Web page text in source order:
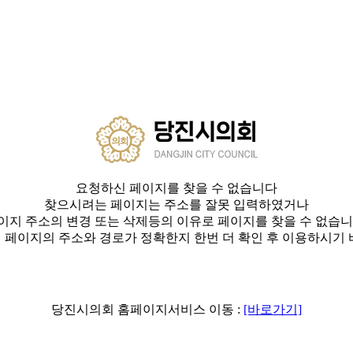
요청하신 페이지를 찾을 수 없습니다
찾으시려는 페이지는 주소를 잘못 입력하였거나
지 주소의 변경 또는 삭제등의 이유로 페이지를 찾을 수 없습
페이지의 주소와 경로가 정확한지 한번 더 확인 후 이용하시기
당진시의회 홈페이지서비스 이동 : [바로가기]